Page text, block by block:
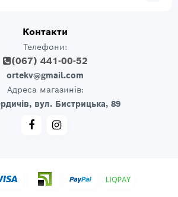
Контакти
Телефони:
(067) 441-00-52
ortekv@gmail.com
Адреса магазинів:
вул. Бистрицька, 89